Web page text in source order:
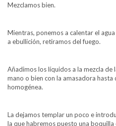
Mezclamos bien.
Mientras, ponemos a calentar el
a ebullición, retiramos del fuego.
Añadimos los líquidos a la mezcla de
mano o bien con la amasadora hasta
homogénea.
La dejamos templar un poco e
la que habremos puesto una